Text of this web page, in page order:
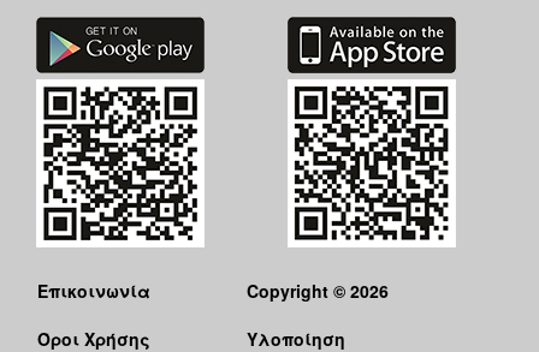
Επικοινωνία
Όροι Χρήσης
Copyright © 2026
Υλοποίηση